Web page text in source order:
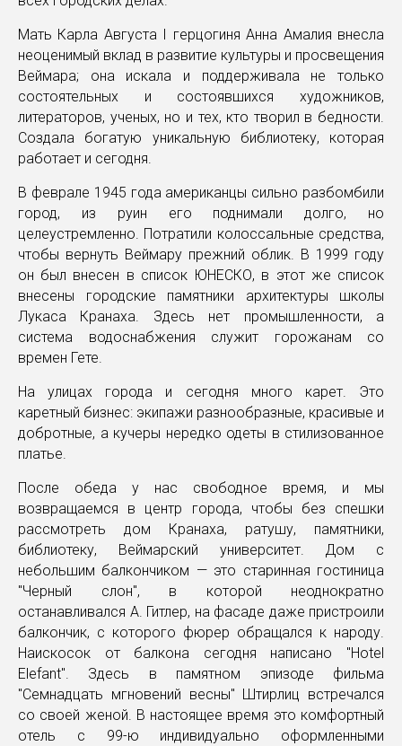
Мать Карла Августа I герцогиня Анна Амалия внесла
неоценимый вклад в развитие культуры и просвещения
Веймара; она искала и поддерживала не только
состоятельных и состоявшихся художников,
литераторов, ученых, но и тех, кто творил в бедности.
Создала богатую уникальную библиотеку, которая
работает и сегодня.
В феврале 1945 года американцы сильно разбомбили
город, из руин его поднимали долго, но
целеустремленно. Потратили колоссальные средства,
чтобы вернуть Веймару прежний облик. В 1999 году
он был внесен в список ЮНЕСКО, в этот же список
внесены городские памятники архитектуры школы
Лукаса Кранаха. Здесь нет промышленности, а
система водоснабжения служит горожанам со
времен Гете.
На улицах города и сегодня много карет. Это
каретный бизнес: экипажи разнообразные, красивые и
добротные, а кучеры нередко одеты в стилизованное
платье.
После обеда у нас свободное время, и мы
возвращаемся в центр города, чтобы без спешки
рассмотреть дом Кранаха, ратушу, памятники,
библиотеку, Веймарский университет. Дом с
небольшим балкончиком — это старинная гостиница
"Черный слон", в которой неоднократно
останавливался А. Гитлер, на фасаде даже пристроили
балкончик, с которого фюрер обращался к народу.
Наискосок от балкона сегодня написано "Hotel
Elefant". Здесь в памятном эпизоде фильма
"Семнадцать мгновений весны" Штирлиц встречался
со своей женой. В настоящее время это комфортный
отель с 99-ю индивидуально оформленными